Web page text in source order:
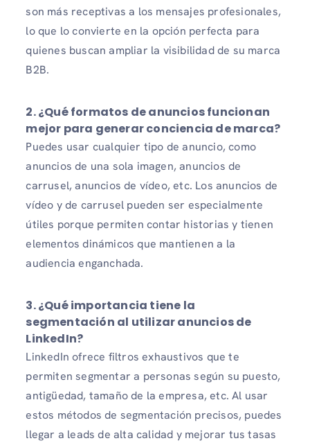
son más receptivas a los mensajes profesionales,
lo que lo convierte en la opción perfecta para
quienes buscan ampliar la visibilidad de su marca
B2B.
2. ¿Qué formatos de anuncios funcionan
mejor para generar conciencia de marca?
Puedes usar cualquier tipo de anuncio, como
anuncios de una sola imagen, anuncios de
carrusel, anuncios de vídeo, etc. Los anuncios de
vídeo y de carrusel pueden ser especialmente
útiles porque permiten contar historias y tienen
elementos dinámicos que mantienen a la
audiencia enganchada.
3. ¿Qué importancia tiene la
segmentación al utilizar anuncios de
LinkedIn?
LinkedIn ofrece filtros exhaustivos que te
permiten segmentar a personas según su puesto,
antigüedad, tamaño de la empresa, etc. Al usar
estos métodos de segmentación precisos, puedes
llegar a leads de alta calidad y mejorar tus tasas